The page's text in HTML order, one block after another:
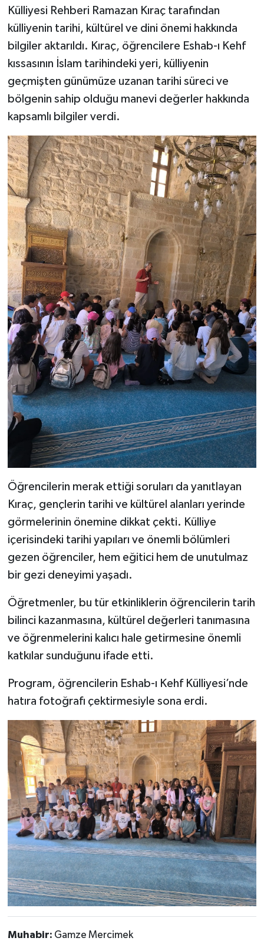
Külliyesi Rehberi Ramazan Kıraç tarafından
külliyenin tarihi, kültürel ve dini önemi hakkında
bilgiler aktarıldı. Kıraç, öğrencilere Eshab-ı Kehf
kıssasının İslam tarihindeki yeri, külliyenin
geçmişten günümüze uzanan tarihi süreci ve
bölgenin sahip olduğu manevi değerler hakkında
kapsamlı bilgiler verdi.
Öğrencilerin merak ettiği soruları da yanıtlayan
Kıraç, gençlerin tarihi ve kültürel alanları yerinde
görmelerinin önemine dikkat çekti. Külliye
içerisindeki tarihi yapıları ve önemli bölümleri
gezen öğrenciler, hem eğitici hem de unutulmaz
bir gezi deneyimi yaşadı.
Öğretmenler, bu tür etkinliklerin öğrencilerin tarih
bilinci kazanmasına, kültürel değerleri tanımasına
ve öğrenmelerini kalıcı hale getirmesine önemli
katkılar sunduğunu ifade etti.
Program, öğrencilerin Eshab-ı Kehf Külliyesi’nde
hatıra fotoğrafı çektirmesiyle sona erdi.
Muhabir: Gamze Mercimek